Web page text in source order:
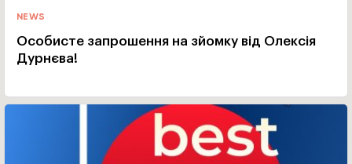
NEWS
Особисте запрошення на зйомку від Олексія
Дурнєва!